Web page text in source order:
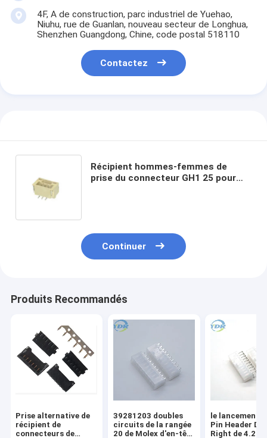
4F, A de construction, parc industriel de Yuehao,
Niuhu, rue de Guanlan, nouveau secteur de Longhua,
Shenzhen Guangdong, Chine, code postal 518110
Contactez
Récipient hommes-femmes de
prise du connecteur GH1 25 pour
Continuer
Produits Recommandés
Prise alternative de
récipient de
connecteurs de
39281203 doubles
circuits de la rangée
20 de Molex d'en-tête
le lancement
Pin Header
Right de